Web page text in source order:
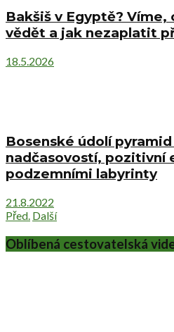
Bakšiš v Egyptě? Víme,
vědět a jak nezaplatit
18.5.2026
Bosenské údolí
nadčasovostí, pozitivní
podzemními labyrinty
21.8.2022
Před. Další
Oblíbená cestovatelská